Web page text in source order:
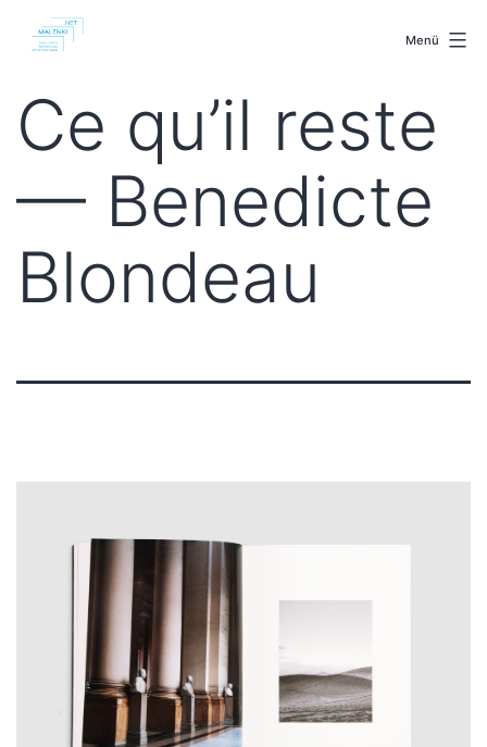
Inhalt
Menü
Ce qu’il reste
— Benedicte
Blondeau